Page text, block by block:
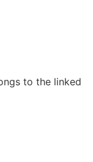
to the linked